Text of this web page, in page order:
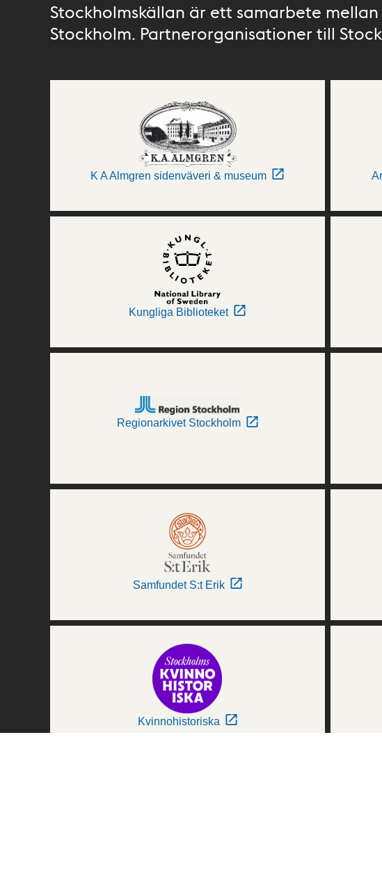
Stockholmskällan är ett samarbete
Stockholm. Partnerorganisationer till
K A Almgren sidenväveri & museum
Kungliga Biblioteket
Regionarkivet Stockholm
Samfundet S:t Erik
Kvinnohistoriska